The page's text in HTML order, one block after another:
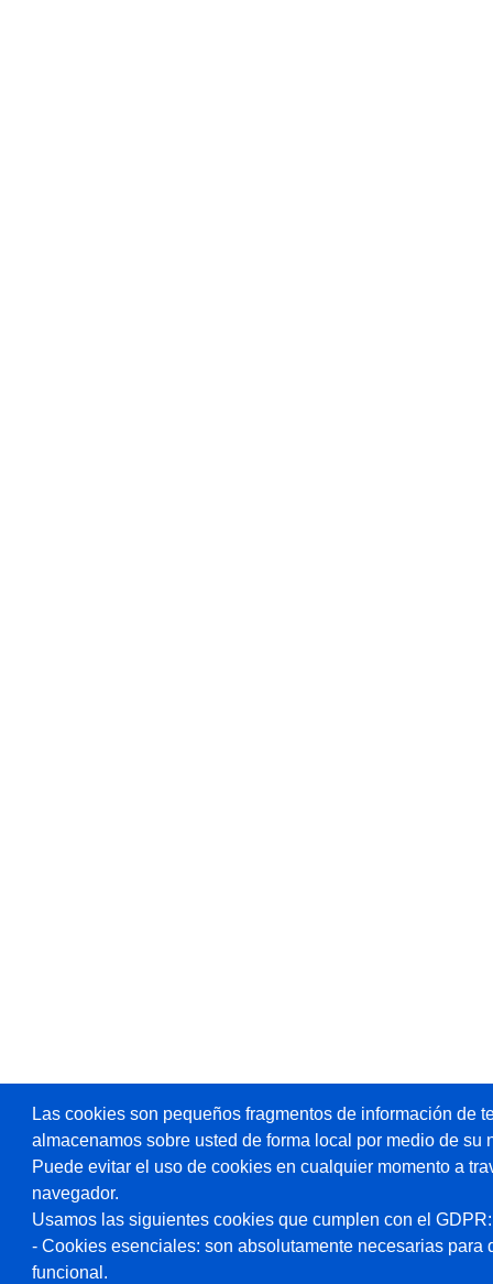
Las cookies son pequeños fragmentos de información de
almacenamos sobre usted de forma local por medio de su
Puede evitar el uso de cookies en cualquier momento a
navegador.
Usamos las siguientes cookies que cumplen con el GDPR:
- Cookies esenciales: son absolutamente necesarias para
funcional.